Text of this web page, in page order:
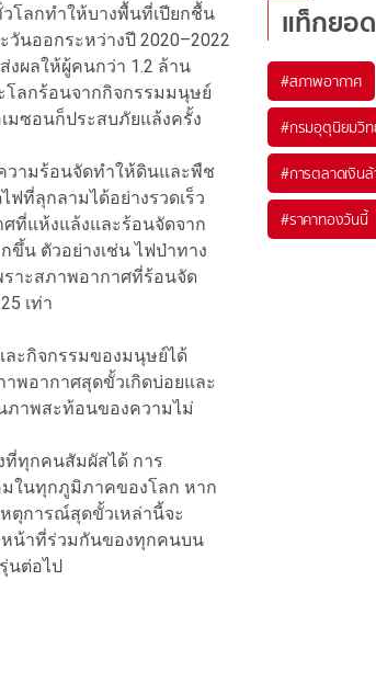
โลกทำให้บางพื้นที่เปียกชื้น
นออกระหว่างปี 2020–2022
งผลให้ผู้คนกว่า 1.2 ล้าน
ลกร้อนจากกิจกรรมมนุษย์
มซอนก็ประสบภัยแล้งครั้ง
วามร้อนจัดทำให้ดินและพืช
ที่ลุกลามได้อย่างรวดเร็ว
ที่แห้งแล้งและร้อนจัดจาก
ขึ้น ตัวอย่างเช่น ไฟป่าทาง
ราะสภาพอากาศที่ร้อนจัด
เท่า
ละกิจกรรมของมนุษย์ได้
พอากาศสุดขั้วเกิดบ่อยและ
ภาพสะท้อนของความไม่
ที่ทุกคนสัมผัสได้ การ
มในทุกภูมิภาคของโลก หาก
ตุการณ์สุดขั้วเหล่านี้จะ
หน้าที่ร่วมกันของทุกคนบน
นต่อไป
แท็กยอ
#สภาพอากาศ
#กรมอุตุนิยมวิท
#การตลาดเงิน
#ราคาทองวันนี้